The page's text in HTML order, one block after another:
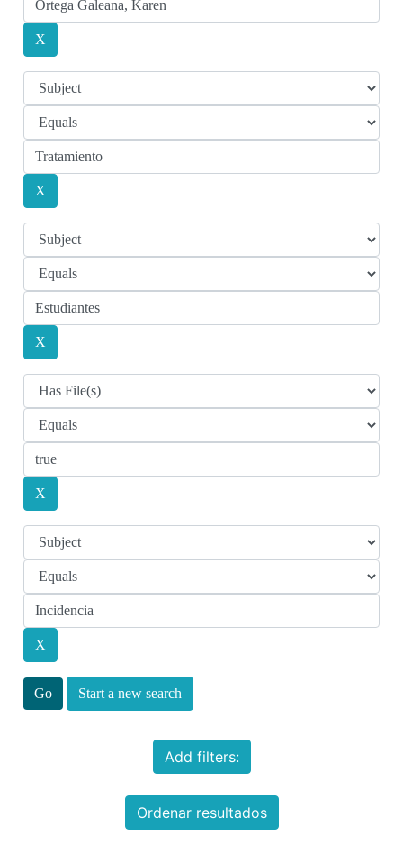
Start a new search
Add filters:
Ordenar resultados